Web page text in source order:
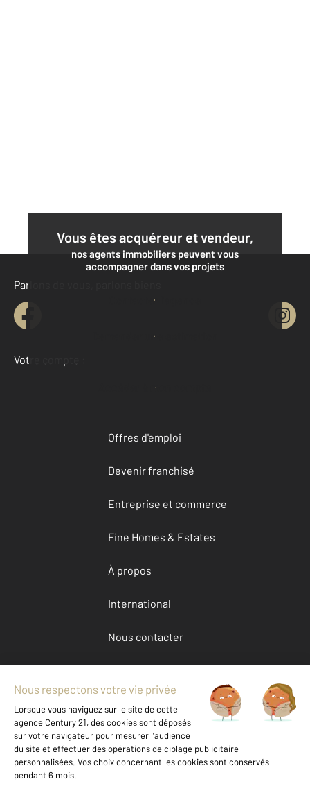
Vous êtes acquéreur et vendeur,
nos agents immobiliers peuvent vous
accompagner dans vos projets
Contacter l'agence
Demander une estimation
Parlons de vous, parlons biens
Votre compte :
Accéder à mon compte
Offres d'emploi
Devenir franchisé
Entreprise et commerce
Fine Homes & Estates
À propos
International
Nous contacter
Mentions légales & CGU et Barèmes d'honoraires
Données personnelles
Gestionnaire des cookies